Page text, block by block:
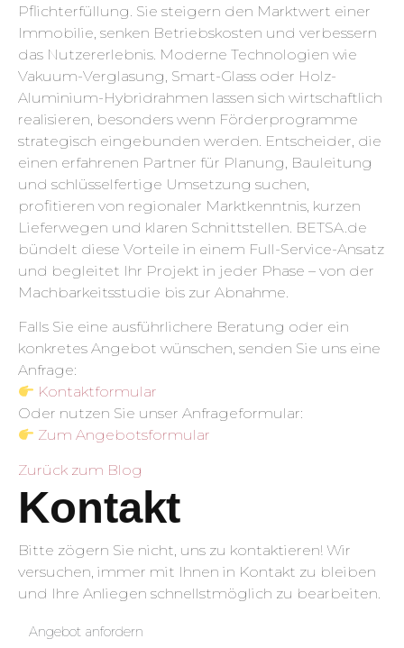
Pflicht­erfüllung. Sie steigern den Marktwert einer
Immobilie, senken Betriebskosten und verbessern
das Nutzererlebnis. Moderne Technologien wie
Vakuum-Verglasung, Smart-Glass oder Holz-
Aluminium-Hybridrahmen lassen sich wirtschaftlich
realisieren, besonders wenn Förderprogramme
strategisch eingebunden werden. Entscheider, die
einen erfahrenen Partner für Planung, Bauleitung
und schlüsselfertige Umsetzung suchen,
profitieren von regionaler Marktkenntnis, kurzen
Lieferwegen und klaren Schnittstellen. BETSA.de
bündelt diese Vorteile in einem Full-Service-Ansatz
und begleitet Ihr Projekt in jeder Phase – von der
Machbarkeitsstudie bis zur Abnahme.
Falls Sie eine ausführlichere Beratung oder ein
konkretes Angebot wünschen, senden Sie uns eine
Anfrage:
Kontaktformular
Oder nutzen Sie unser Anfrageformular:
Zum Angebotsformular
Zurück zum Blog
Kontakt
Bitte zögern Sie nicht, uns zu kontaktieren! Wir
versuchen, immer mit Ihnen in Kontakt zu bleiben
und Ihre Anliegen schnellstmöglich zu bearbeiten.
Angebot anfordern